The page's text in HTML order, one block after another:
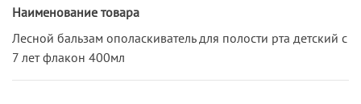
Наименование товара
Лесной бальзам ополаскиватель для полости рта детский с
7 лет флакон 400мл